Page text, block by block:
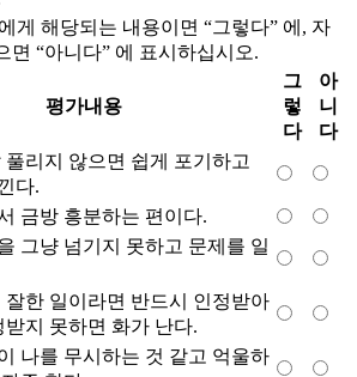
게 해당되는 내용이면 “그렇다” 에, 자
면 “아니다” 에 표시하십시오.
평가내용
그
렇
다
아
니
다
풀리지 않으면 쉽게 포기하고
다.
금방 흥분하는 편이다.
그냥 넘기지 못하고 문제를 일
잘한 일이라면 반드시 인정받아
받지 못하면 화가 난다.
나를 무시하는 것 같고 억울하